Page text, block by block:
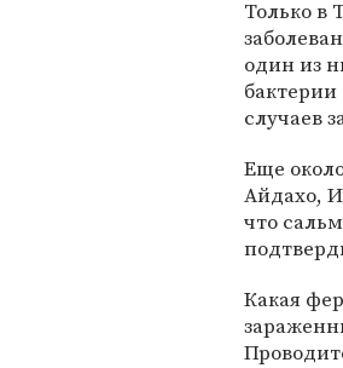
Только в
один из
случаев
Еще
Айдахо,
что
Какая